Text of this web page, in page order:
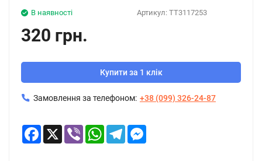
Артикул: TT3117253
В наявності
320 грн.
Купити за 1 клік
Замовлення за телефоном: +38 (099) 326-24-87
Facebook
X Viber WhatsApp
Telegram